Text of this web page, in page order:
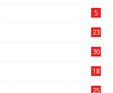
5
23
30
18
25